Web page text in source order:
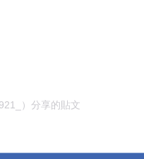
）分享的貼文